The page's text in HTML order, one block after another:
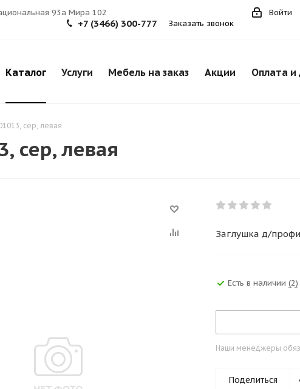
93а Мира 102 Войти
+7 (3466) 300-777 Заказать звонок
Каталог Услуги Мебель на заказ Акции Оплата и
сер, левая
сер, левая
Заглушка д/
Есть в наличии (2)
Наши менеджеры
Поделиться